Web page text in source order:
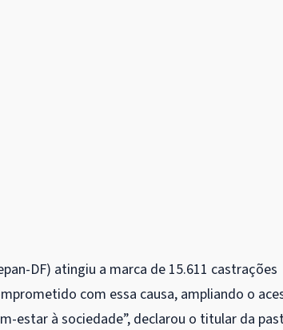
DF) atingiu a marca de 15.611 castrações
com essa causa, ampliando o
estar à sociedade”, declarou o titular da